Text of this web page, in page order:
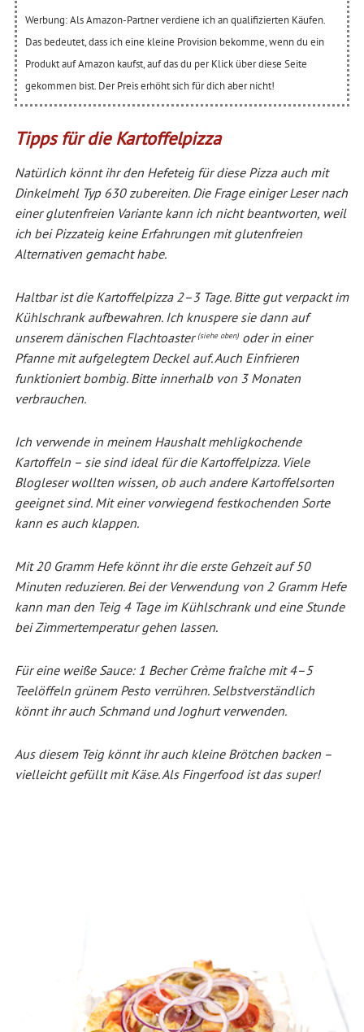
Werbung: Als Amazon-Partner verdiene ich an qualifizierten Käufen.
Das bedeutet, dass ich eine kleine Provision bekomme, wenn du ein
Produkt auf Amazon kaufst, auf das du per Klick über diese Seite
gekommen bist. Der Preis erhöht sich für dich aber nicht!
Tipps für die Kartoffelpizza
Natürlich könnt ihr den Hefeteig für diese Pizza auch mit
Dinkelmehl Typ 630 zubereiten. Die Frage einiger Leser nach
einer glutenfreien Variante kann ich nicht beantworten, weil
ich bei Pizzateig keine Erfahrungen mit glutenfreien
Alternativen gemacht habe.
Haltbar ist die Kartoffelpizza 2–3 Tage. Bitte gut verpackt im
Kühlschrank aufbewahren. Ich knuspere sie dann auf
unserem dänischen Flachtoaster (siehe oben)oder in einer
Pfanne mit aufgelegtem Deckel auf. Auch Einfrieren
funktioniert bombig. Bitte innerhalb von 3 Monaten
verbrauchen.
Ich verwende in meinem Haushalt mehligkochende
Kartoffeln – sie sind ideal für die Kartoffelpizza. Viele
Blogleser wollten wissen, ob auch andere Kartoffelsorten
geeignet sind. Mit einer vorwiegend festkochenden Sorte
kann es auch klappen.
Mit 20 Gramm Hefe könnt ihr die erste Gehzeit auf 50
Minuten reduzieren. Bei der Verwendung von 2 Gramm Hefe
kann man den Teig 4 Tage im Kühlschrank und eine Stunde
bei Zimmertemperatur gehen lassen.
Für eine weiße Sauce: 1 Becher Crème fraîche mit 4–5
Teelöffeln grünem Pesto verrühren. Selbstverständlich
könnt ihr auch Schmand und Joghurt verwenden.
Aus diesem Teig könnt ihr auch kleine Brötchen backen –
vielleicht gefüllt mit Käse. Als Fingerfood ist das super!